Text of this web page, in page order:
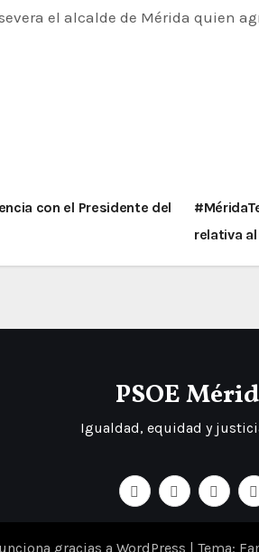
el alcalde de Mérida quien
con el Presidente del
relativa
PSOE
Igualdad, equidad y
gracias a WordPress | Tema: